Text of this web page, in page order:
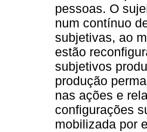
pessoas. O
num contínuo
subjetivas, ao
estão
subjetivos
produção
nas ações e
configurações
mobilizada por